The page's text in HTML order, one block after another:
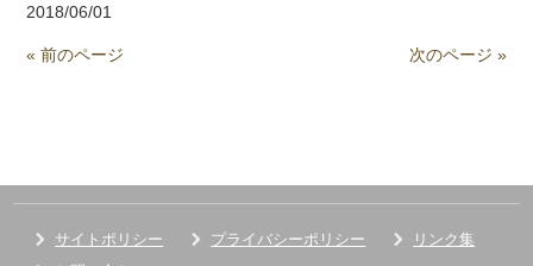
2018/06/01
« 前のページ 次のページ »
サイトポリシー プライバシーポリシー
リンク集